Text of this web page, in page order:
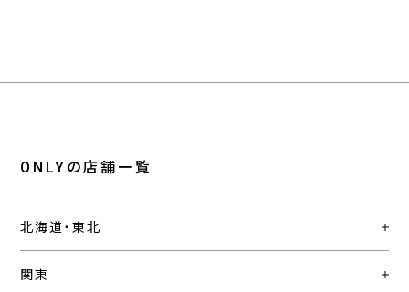
ONLYの店舗一覧
北海道・東北
関東